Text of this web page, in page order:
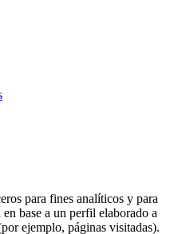
para fines analíticos y para
base a un perfil elaborado a
ejemplo, páginas visitadas).